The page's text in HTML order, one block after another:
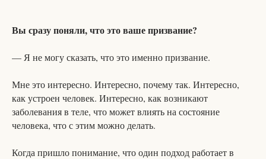
Вы сразу поняли, что это ваше призвание?
— Я не могу сказать, что это именно призвание.
Мне это интересно. Интересно, почему так. Интересно,
как устроен человек. Интересно, как возникают
заболевания в теле, что может влиять на состояние
человека, что с этим можно делать.
Когда пришло понимание, что один подход работает в